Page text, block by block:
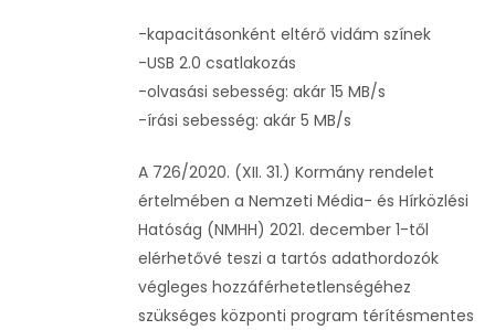
-kapacitásonként eltérő vidám színek
-USB 2.0 csatlakozás
-olvasási sebesség: akár 15 MB/s
-írási sebesség: akár 5 MB/s
A 726/2020. (XII. 31.) Kormány rendelet
értelmében a Nemzeti Média- és Hírközlési
Hatóság (NMHH) 2021. december 1-től
elérhetővé teszi a tartós adathordozók
végleges hozzáférhetetlenségéhez
szükséges központi program térítésmentes